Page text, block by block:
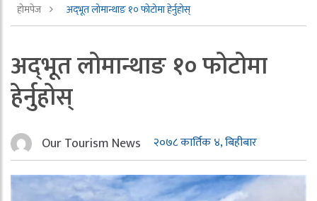
होमपेज अद्‌भूत लोमान्थाङ १० फोटोमा हेर्नुहोस्
अद्‌भूत लोमान्थाङ १० फोटोमा
हेर्नुहोस्
Our Tourism News २०७८ कार्तिक ४, बिहीबार